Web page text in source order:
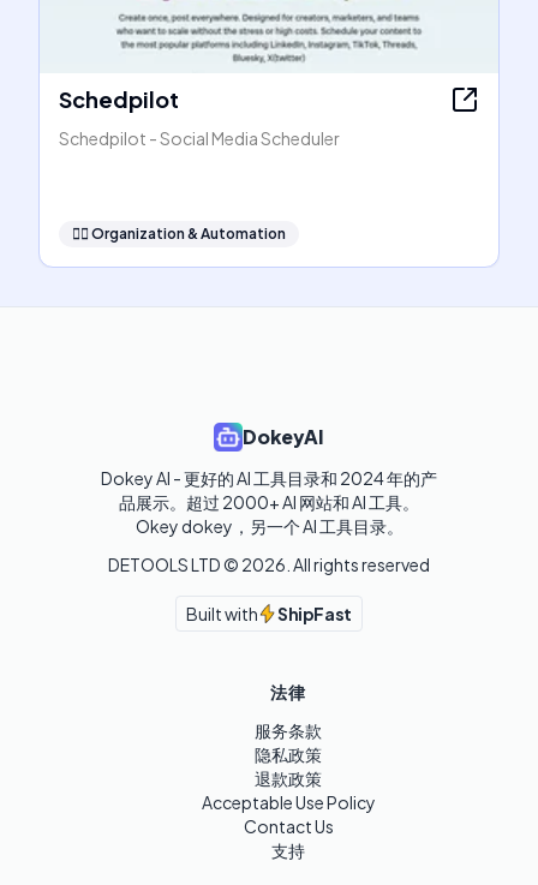
Schedpilot
Schedpilot - Social Media Scheduler
🧞‍♂️ Organization & Automation
DokeyAI
Dokey AI - 更好的 AI 工具目录和 2024 年的产
品展示。超过 2000+ AI 网站和 AI 工具。
Okey dokey，另一个 AI 工具目录。
DETOOLS LTD © 2026 . All rights reserved
Built with ShipFast
法律
服务条款
隐私政策
退款政策
Acceptable Use Policy
Contact Us
支持